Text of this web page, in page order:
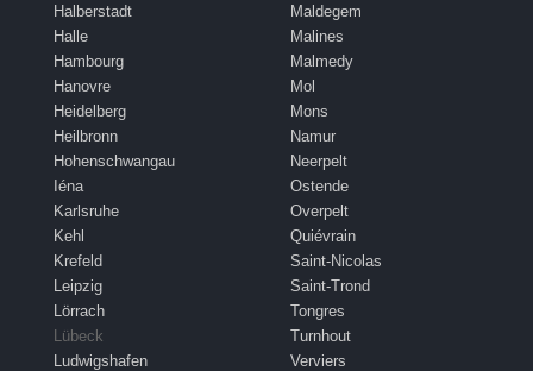
Halberstadt
Halle
Hambourg
Hanovre
Heidelberg
Heilbronn
Hohenschwangau
Iéna
Karlsruhe
Kehl
Krefeld
Leipzig
Lörrach
Lübeck
Ludwigshafen
Maldegem
Malines
Malmedy
Mol
Mons
Namur
Neerpelt
Ostende
Overpelt
Quiévrain
Saint-Nicolas
Saint-Trond
Tongres
Turnhout
Verviers